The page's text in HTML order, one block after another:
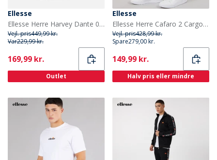
Ellesse
Ellesse Herre Harvey Dante 001 Træningssko Dark Grey
Vejl. pris449,99 kr.
Var229,99 kr.
Current
169,99 kr.
Outlet
Ellesse
Ellesse Herre Cafaro 2 Cargo Shorts Navy
Vejl. pris428,99 kr.
Spare279,00 kr.
Current
149,99 kr.
Halv pris eller mindre